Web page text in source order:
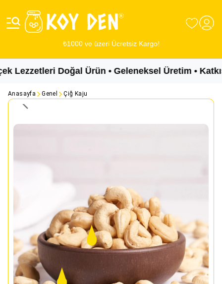
₺1000 ve üzeri Ücretsiz Kargo!
Lezzetleri Doğal Ürün • Geleneksel Üretim •
Anasayfa Genel Çiğ Kaju